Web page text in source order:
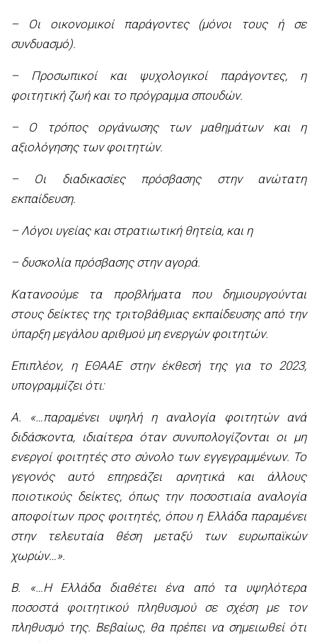
– Οι οικονομικοί παράγοντες (μόνοι τους ή σε
συνδυασμό).
– Προσωπικοί και ψυχολογικοί παράγοντες, η
φοιτητική ζωή και το πρόγραμμα σπουδών.
– Ο τρόπος οργάνωσης των μαθημάτων και η
αξιολόγησης των φοιτητών.
– Οι διαδικασίες πρόσβασης στην ανώτατη
εκπαίδευση.
– Λόγοι υγείας και στρατιωτική θητεία, και η
– δυσκολία πρόσβασης στην αγορά.
Κατανοούμε τα προβλήματα που δημιουργούνται
στους δείκτες της τριτοβάθμιας εκπαίδευσης από την
ύπαρξη μεγάλου αριθμού μη ενεργών φοιτητών.
Επιπλέον, η ΕΘΑΑΕ στην έκθεσή της για το 2023,
υπογραμμίζει ότι:
Α. «…παραμένει υψηλή η αναλογία φοιτητών ανά
διδάσκοντα, ιδιαίτερα όταν συνυπολογίζονται οι μη
ενεργοί φοιτητές στο σύνολο των εγγεγραμμένων. Το
γεγονός αυτό επηρεάζει αρνητικά και άλλους
ποιοτικούς δείκτες, όπως την ποσοστιαία αναλογία
αποφοίτων προς φοιτητές, όπου η Ελλάδα παραμένει
στην τελευταία θέση μεταξύ των ευρωπαϊκών
χωρών…».
Β. «…Η Ελλάδα διαθέτει ένα από τα υψηλότερα
ποσοστά φοιτητικού πληθυσμού σε σχέση με τον
πληθυσμό της. Βεβαίως, θα πρέπει να σημειωθεί ότι